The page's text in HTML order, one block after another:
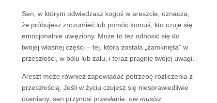
Sen, w którym odwiedzasz kogoś w areszcie, oznacza,
że próbujesz zrozumieć lub pomóc komuś, kto czuje się
emocjonalnie uwięziony. Może to też odnosić się do
twojej własnej części – tej, która została „zamknięta” w
przeszłości, w bólu lub żalu, i teraz pragnie twojej uwagi.
Areszt może również zapowiadać potrzebę rozliczenia z
przeszłością. Jeśli w życiu czujesz się niesprawiedliwie
oceniany, sen przynosi przesłanie: nie musisz